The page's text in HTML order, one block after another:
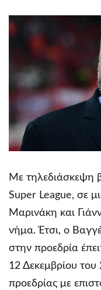
Με τηλεδιάσκεψη
Super League, σε
Μαρινάκη και
νήμα. Έτσι, ο
στην προεδρία
12 Δεκεμβρίου του
προεδρίας με